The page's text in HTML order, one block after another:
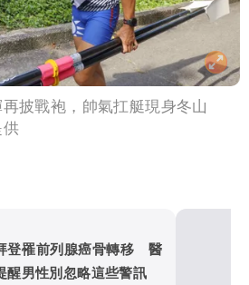
披戰袍，帥氣扛艇現身冬山
登罹前列腺癌骨轉移 醫
醒男性別忽略這些警訊